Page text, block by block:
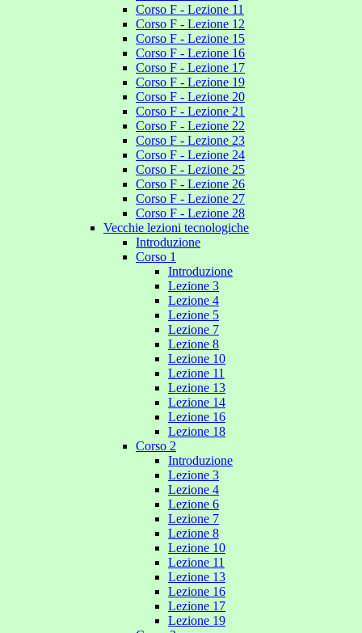
Corso F - Lezione 11
Corso F - Lezione 12
Corso F - Lezione 15
Corso F - Lezione 16
Corso F - Lezione 17
Corso F - Lezione 19
Corso F - Lezione 20
Corso F - Lezione 21
Corso F - Lezione 22
Corso F - Lezione 23
Corso F - Lezione 24
Corso F - Lezione 25
Corso F - Lezione 26
Corso F - Lezione 27
Corso F - Lezione 28
Vecchie lezioni tecnologiche
Introduzione
Corso 1
Introduzione
Lezione 3
Lezione 4
Lezione 5
Lezione 7
Lezione 8
Lezione 10
Lezione 11
Lezione 13
Lezione 14
Lezione 16
Lezione 18
Corso 2
Introduzione
Lezione 3
Lezione 4
Lezione 6
Lezione 7
Lezione 8
Lezione 10
Lezione 11
Lezione 13
Lezione 16
Lezione 17
Lezione 19